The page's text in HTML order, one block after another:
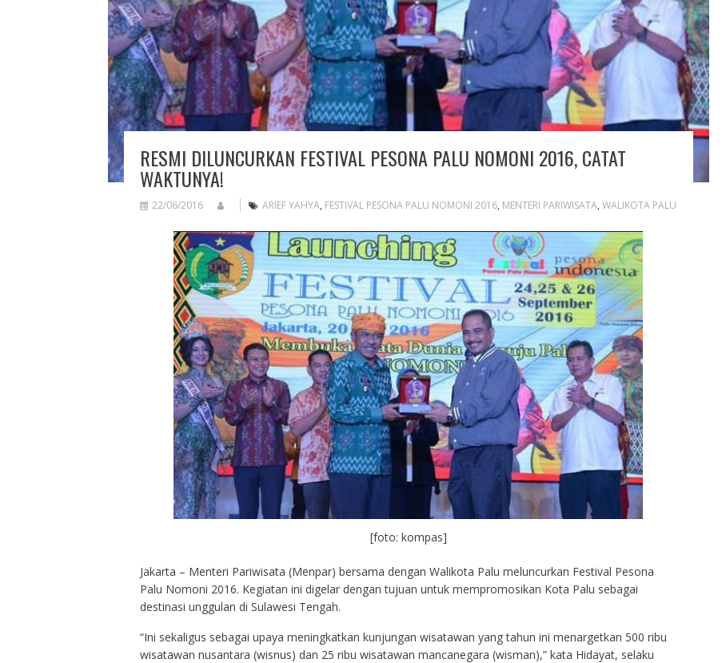
RESMI DILUNCURKAN FESTIVAL PESONA PALU NOMONI 2016, CATAT
WAKTUNYA!
22/06/2016 ARIEF YAHYA, FESTIVAL PESONA PALU NOMONI 2016, MENTERI PARIWISATA, WALIKOTA PALU
[foto: kompas]
Jakarta – Menteri Pariwisata (Menpar) bersama dengan Walikota Palu meluncurkan Festival Pesona
Palu Nomoni 2016. Kegiatan ini digelar dengan tujuan untuk mempromosikan Kota Palu sebagai
destinasi unggulan di Sulawesi Tengah.
“Ini sekaligus sebagai upaya meningkatkan kunjungan wisatawan yang tahun ini menargetkan 500 ribu
wisatawan nusantara (wisnus) dan 25 ribu wisatawan mancanegara (wisman),” kata Hidayat, selaku